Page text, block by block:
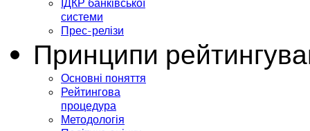
ІДКР банківської
системи
Прес-релізи
Принципи
Основні поняття
Рейтингова
процедура
Методологія